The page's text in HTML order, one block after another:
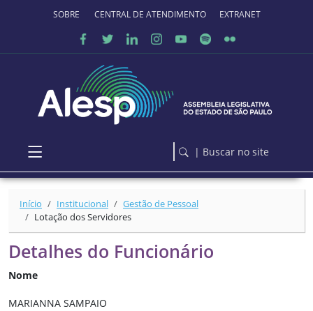
Ir para o conteúdo principal
SOBRE O PORTALCENTRAL DE ATENDIMENTO EXTRANET
| Buscar no site
Início Institucional
Gestão de Pessoal
Lotação dos Servidores
Detalhes do Funcionário
Nome
MARIANNA SAMPAIO